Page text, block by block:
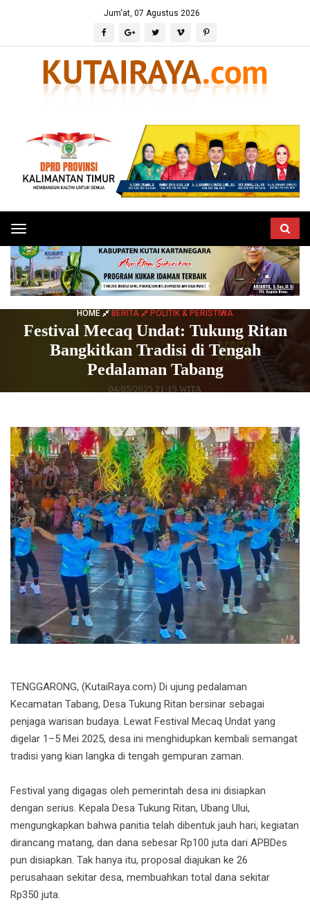
Jum'at, 07 Agustus 2026
Toggle
navigation
HOME BERITA POLITIK & PERISTIWA
Festival Mecaq Undat: Tukung Ritan
Bangkitkan Tradisi di Tengah
Pedalaman Tabang
04/05/2025 21:15 WITA
TENGGARONG, (KutaiRaya.com) Di ujung pedalaman
Kecamatan Tabang, Desa Tukung Ritan bersinar sebagai
penjaga warisan budaya. Lewat Festival Mecaq Undat yang
digelar 1–5 Mei 2025, desa ini menghidupkan kembali semangat
tradisi yang kian langka di tengah gempuran zaman.
Festival yang digagas oleh pemerintah desa ini disiapkan
dengan serius. Kepala Desa Tukung Ritan, Ubang Ului,
mengungkapkan bahwa panitia telah dibentuk jauh hari, kegiatan
dirancang matang, dan dana sebesar Rp100 juta dari APBDes
pun disiapkan. Tak hanya itu, proposal diajukan ke 26
perusahaan sekitar desa, membuahkan total dana sekitar
Rp350 juta.